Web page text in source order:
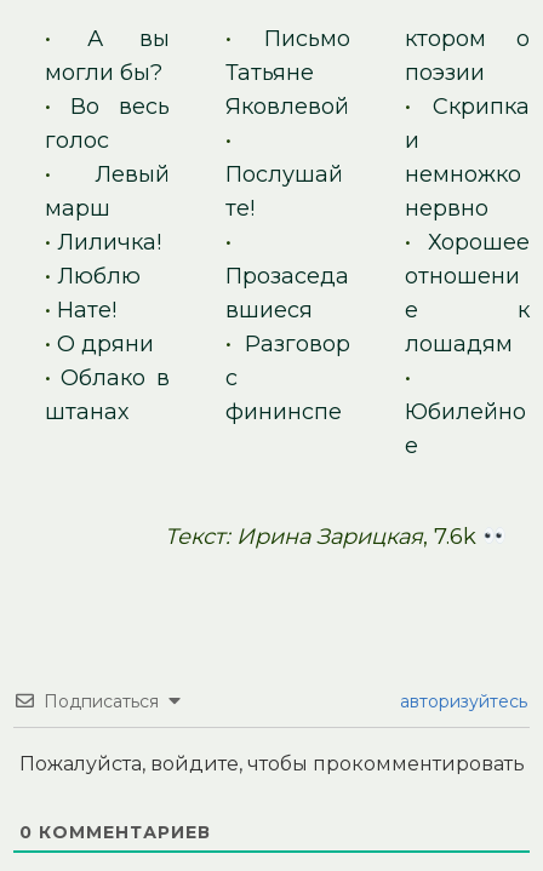
• А вы
могли бы?
• Во весь
голос
• Левый
марш
• Лиличка!
• Люблю
• Нате!
• О дряни
• Облако в
штанах
• Письмо
Татьяне
Яковлевой
•
Послушай
те!
•
Прозаседа
вшиеся
• Разговор
с
фининспе
ктором о
поэзии
•Скрипка
и
немножко
нервно
•Хорошее
отношени
е к
лошадям
•
Юбилейно
е
Текст: Ирина Зарицкая, 7.6k
Подписаться авторизуйтесь
Пожалуйста, войдите, чтобы прокомментировать
0 КОММЕНТАРИЕВ